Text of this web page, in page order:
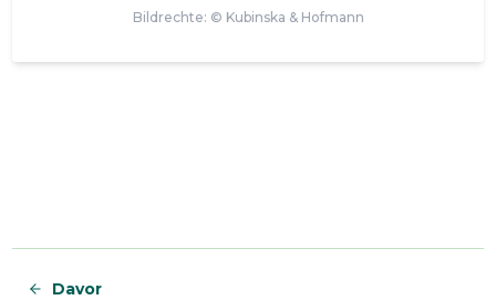
Bildrechte: © Kubinska & Hofmann
Davor